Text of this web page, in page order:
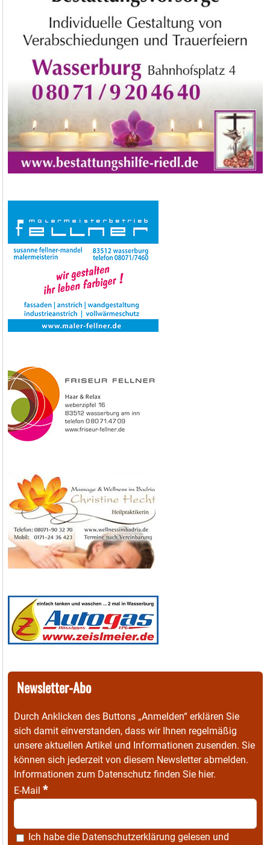
Newsletter-Abo
Durch Anklicken des Buttons „Anmelden“ erklären Sie
sich damit einverstanden, dass wir Ihnen regelmäßig
unsere aktuellen Artikel und Informationen zusenden. Sie
können sich jederzeit von diesem Newsletter abmelden.
Informationen zum Datenschutz finden Sie hier.
E-Mail *
Ich habe die Datenschutzerklärung gelesen und